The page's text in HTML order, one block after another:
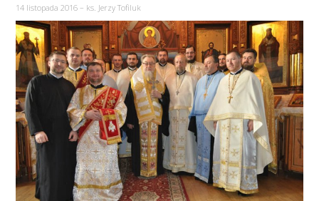
14 listopada 2016– ks. Jerzy Tofiluk